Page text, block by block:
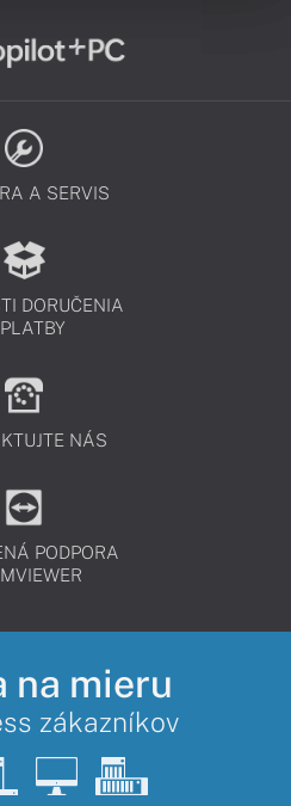
A SERVIS
DORUČENIA
NÁS
PODPORA
na mieru
zákazníkov